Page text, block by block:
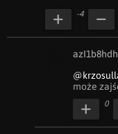
-4
może
0